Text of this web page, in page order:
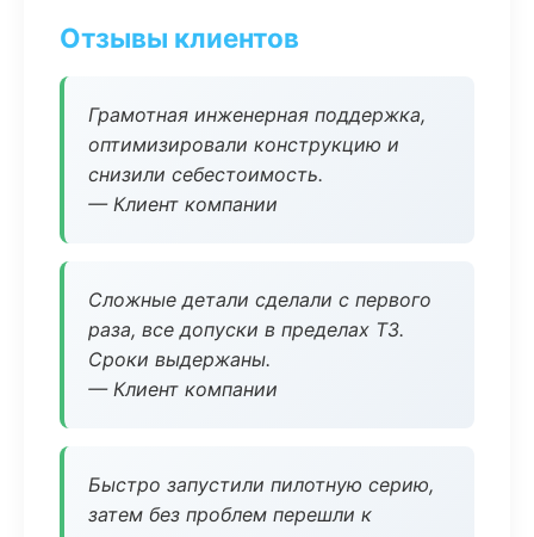
Отзывы клиентов
Грамотная инженерная поддержка,
оптимизировали конструкцию и
снизили себестоимость.
— Клиент компании
Сложные детали сделали с первого
раза, все допуски в пределах ТЗ.
Сроки выдержаны.
— Клиент компании
Быстро запустили пилотную серию,
затем без проблем перешли к